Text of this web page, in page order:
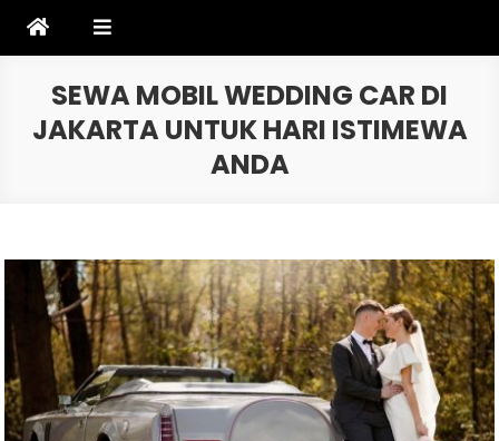
SEWA MOBIL WEDDING CAR DI
JAKARTA UNTUK HARI ISTIMEWA
ANDA